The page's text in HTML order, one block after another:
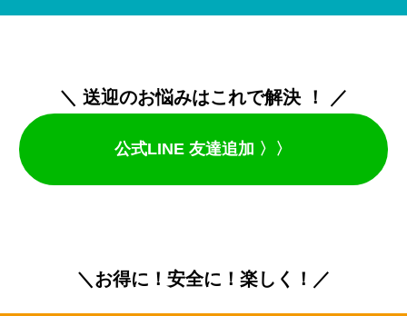
＼ 送迎のお悩みはこれで解決 ！ ／
公式LINE 友達追加 〉〉
＼お得に！安全に！楽しく！ ／